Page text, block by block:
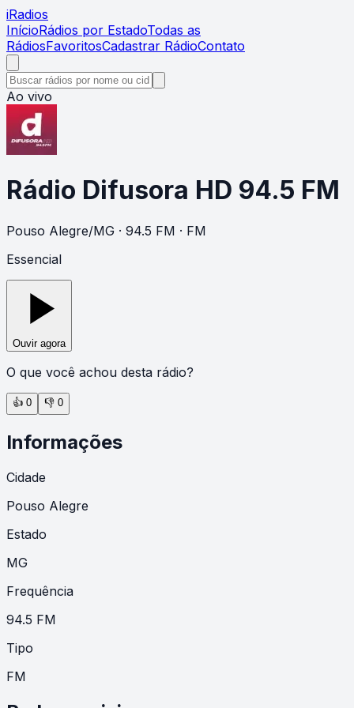
iRadios
InícioRádios por EstadoTodas as
RádiosFavoritosCadastrar RádioContato
Ao vivo
Rádio Difusora HD 94.5 FM
Pouso Alegre/MG · 94.5 FM · FM
Essencial
Ouvir agora
O que você achou desta rádio?
👍 0 👎 0
Informações
Cidade
Pouso Alegre
Estado
MG
Frequência
94.5 FM
Tipo
FM